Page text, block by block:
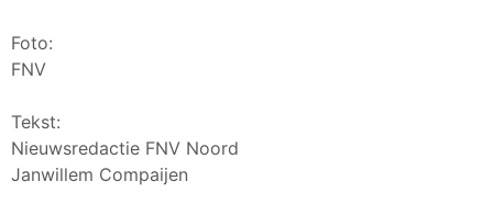
Foto:
FNV
Tekst:
Nieuwsredactie FNV Noord
Janwillem Compaijen